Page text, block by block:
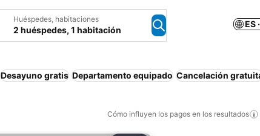
Huéspedes, habitaciones
2 huéspedes, 1 habitación
ES
Desayuno gratis Departamento equipado Cancelación
Cómo influyen los pagos en los resultados